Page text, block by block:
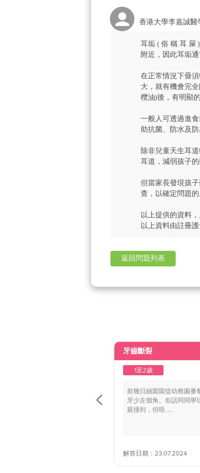
香港大學李嘉誠
耳垢 ( 俗 稱 耳 屎
附近，因此耳垢
在正常情況下毋
大，就有機會完
欖油)後，有明顯
一般人可透過進
助抗菌、防水及防
除非兒童天生耳
耳道，減弱孩子
但當家長發現孩
查，以確定問題的
以上提供的資料
以上資料由註冊
返回問題列表
牙齒斷裂
1至2歲
前幾日細囡囡從幼稚園番
牙少左個角。佢話同同學
親撞到，但唔.....
解答日期：23.07.2024